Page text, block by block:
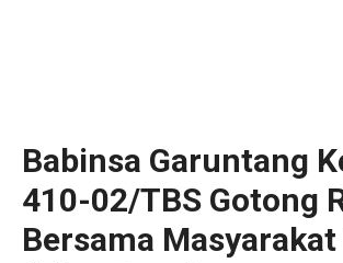
Babinsa Garuntang
410-02/TBS Gotong
Bersama